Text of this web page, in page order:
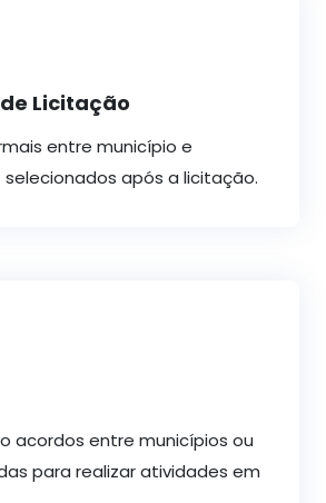
Licitação
entre município e
após a licitação.
acordos entre municípios ou
para realizar atividades em